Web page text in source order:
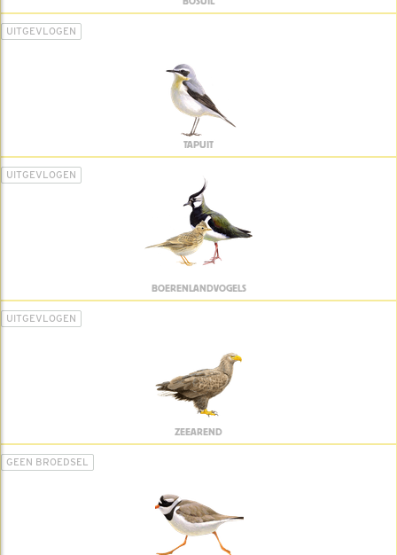
UITGEVLOGEN
TAPUIT
UITGEVLOGEN
BOERENLANDVOGELS
UITGEVLOGEN
ZEEAREND
GEEN BROEDSEL